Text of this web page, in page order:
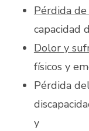
Pérdida
capacidad
Dolor y
físicos y
Pérdida
y